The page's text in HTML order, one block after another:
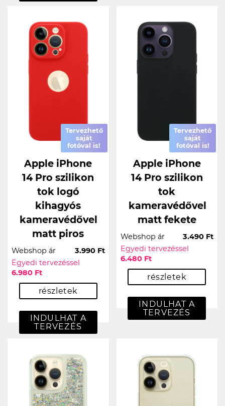
Tervezhető
saját
fotóval is!
Apple iPhone
14 Pro szilikon
tok logó
kihagyós
kameravédővel
matt piros
Webshop ár
3.990 Ft
Egyedi tervezéssel
6.980 Ft
részletek
INDULHAT A
TERVEZÉS
Tervezhető
saját
fotóval is!
Apple iPhone
14 Pro szilikon
tok
kameravédővel
matt fekete
Webshop ár
3.490 Ft
Egyedi tervezéssel
6.480 Ft
részletek
INDULHAT A
TERVEZÉS